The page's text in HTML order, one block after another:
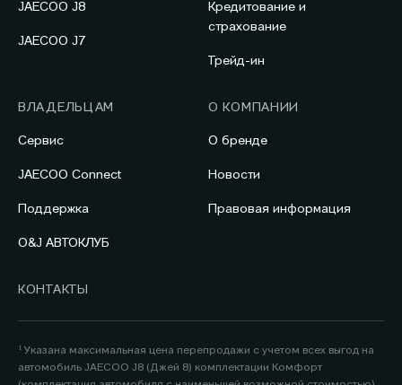
JAECOO J8
JAECOO J7
Кредитование и
страхование
Трейд-ин
ВЛАДЕЛЬЦАМ
Сервис
JAECOO Connect
Поддержка
O&J АВТОКЛУБ
О КОМПАНИИ
О бренде
Новости
Правовая информация
КОНТАКТЫ
¹ Указана максимальная цена перепродажи с учетом всех выгод на
автомобиль JAECOO J8 (Джей 8) комплектации Комфорт